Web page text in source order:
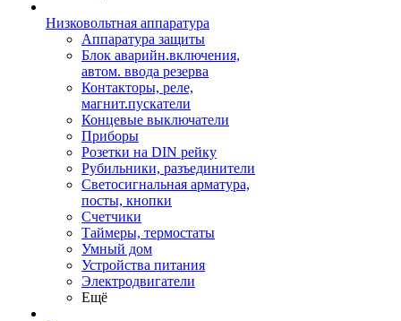
Низковольтная аппаратура
Аппаратура защиты
Блок аварийн.включения,
автом. ввода резерва
Контакторы, реле,
магнит.пускатели
Концевые выключатели
Приборы
Розетки на DIN рейку
Рубильники, разъединители
Светосигнальная арматура,
посты, кнопки
Счетчики
Таймеры, термостаты
Умный дом
Устройства питания
Электродвигатели
Ещё